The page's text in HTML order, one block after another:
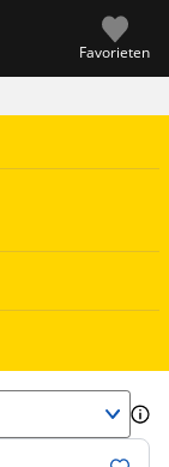
Favorieten